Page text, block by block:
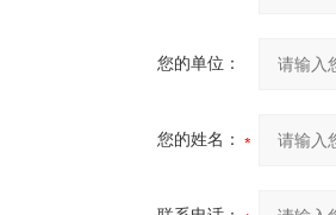
您的单位：
您的姓名：